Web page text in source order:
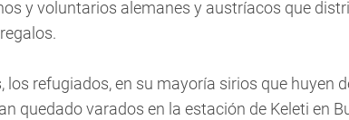
y voluntarios alemanes y austríacos que
los refugiados, en su mayoría sirios que huyen
quedado varados en la estación de Keleti en